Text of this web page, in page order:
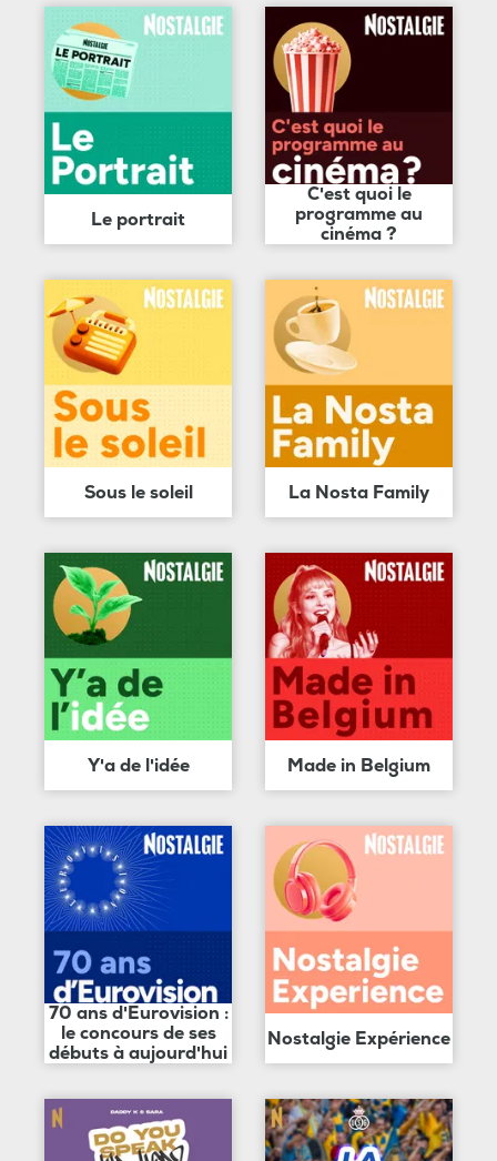
Le portrait
C'est quoi le
programme au
cinéma ?
Sous le soleil La Nosta Family
Y'a de l'idée Made in Belgium
70 ans d'Eurovision :
le concours de ses
débuts à aujourd'hui
Nostalgie Expérience